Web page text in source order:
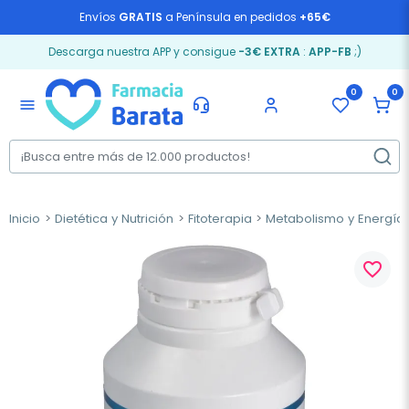
Envíos GRATIS a Península en pedidos +65€
Descarga nuestra APP y consigue -3€ EXTRA: APP-FB ;)
menu
0 0
Inicio Dietética y Nutrición Fitoterapia Metabolismo y Energía
favorite_border